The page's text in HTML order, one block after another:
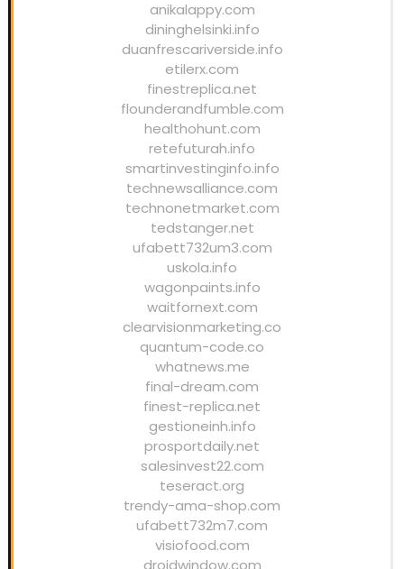
anikalappy.com
dininghelsinki.info
duanfrescariverside.info
etilerx.com
finestreplica.net
flounderandfumble.com
healthohunt.com
retefuturah.info
smartinvestinginfo.info
technewsalliance.com
technonetmarket.com
tedstanger.net
ufabett732um3.com
uskola.info
wagonpaints.info
waitfornext.com
clearvisionmarketing.co
quantum-code.co
whatnews.me
final-dream.com
finest-replica.net
gestioneinh.info
prosportdaily.net
salesinvest22.com
teseract.org
trendy-ama-shop.com
ufabett732m7.com
visiofood.com